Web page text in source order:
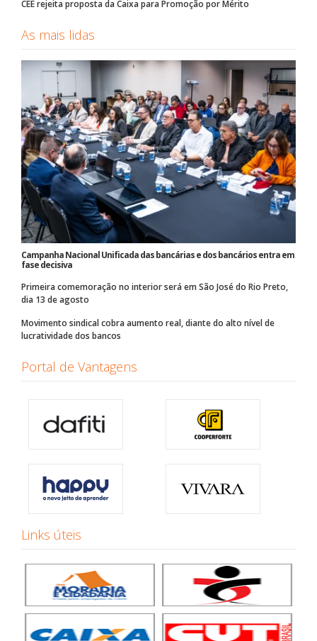
CEE rejeita proposta da Caixa para Promoção por Mérito
As mais lidas
Campanha Nacional Unificada das bancárias e dos bancários entra em
fase decisiva
Primeira comemoração no interior será em São José do Rio Preto,
dia 13 de agosto
Movimento sindical cobra aumento real, diante do alto nível de
lucratividade dos bancos
Portal de Vantagens
Links úteis